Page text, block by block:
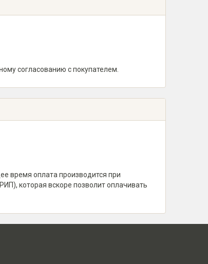
согласованию с покупателем.
время оплата производится при
которая вскоре позволит оплачивать